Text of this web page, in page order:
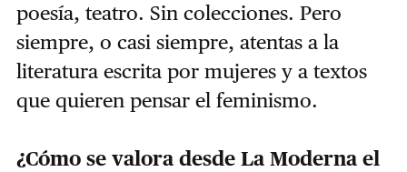
poesía, teatro. Sin colecciones. Pero
siempre, o casi siempre, atentas a la
literatura escrita por mujeres y a textos
que quieren pensar el feminismo.
¿Cómo se valora desde La Moderna el